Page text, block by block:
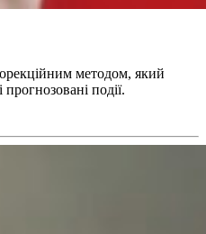
методом, який
події.